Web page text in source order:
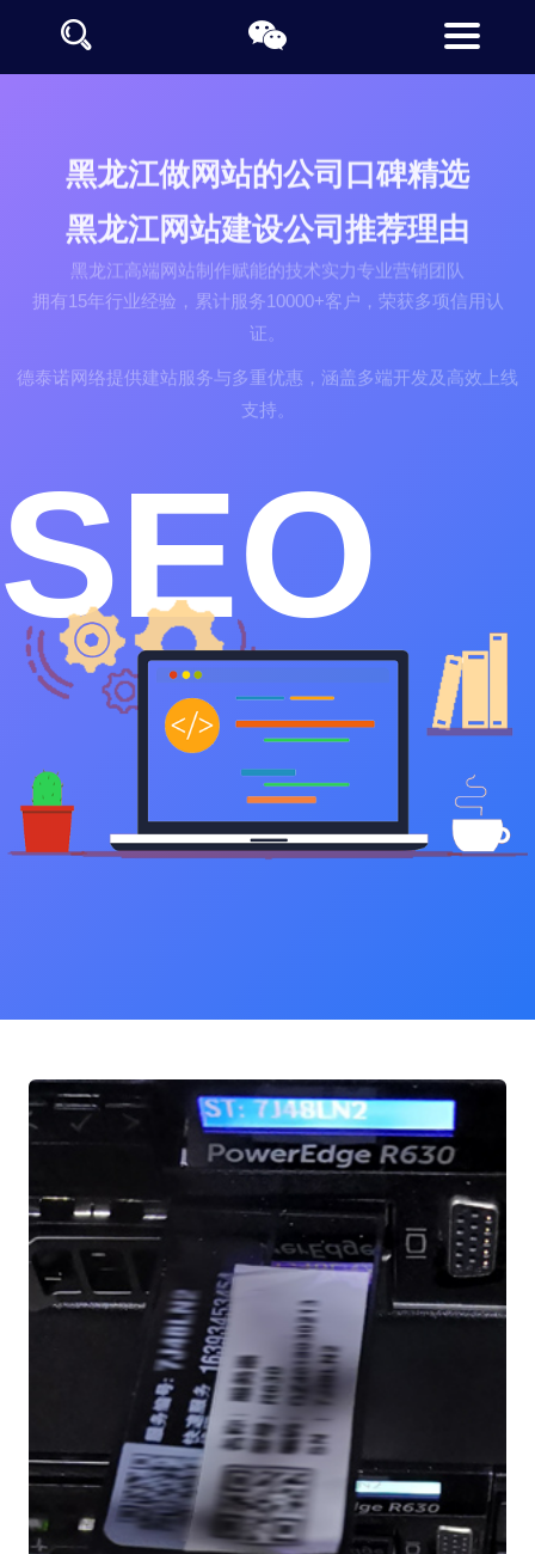
黑龙江做网站的公司口碑精选
黑龙江网站建设公司推荐理由
黑龙江高端网站制作赋能的技术实力专业营销团队
拥有15年行业经验，累计服务10000+客户，荣获多项信用认
德泰诺网络提供建站服务与多重优惠，涵盖多端开发及高效上线